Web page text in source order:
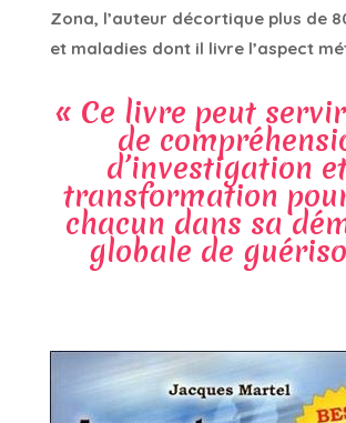
Zona, l’auteur décortique plus de
et maladies dont il livre l’aspect
« Ce livre peut
de
d’investigation
transformation
chacun dans sa
globale de